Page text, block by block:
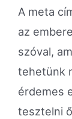
A meta
az
szóval,
tehetünk
érdemes
tesztelni